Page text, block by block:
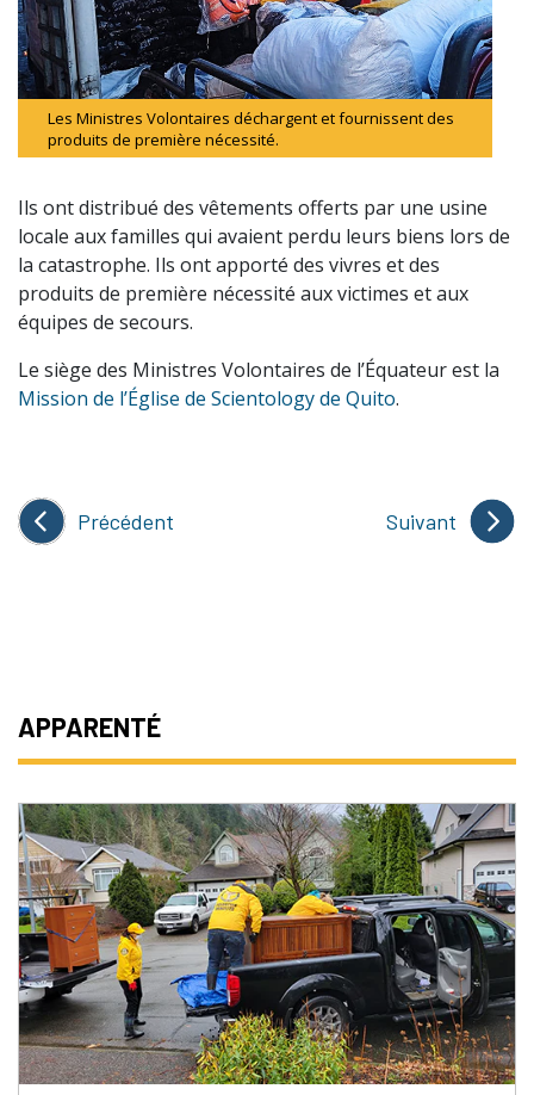
Les Ministres Volontaires déchargent et fournissent des
produits de première nécessité.
Ils ont distribué des vêtements offerts par une usine
locale aux familles qui avaient perdu leurs biens lors de
la catastrophe. Ils ont apporté des vivres et des
produits de première nécessité aux victimes et aux
équipes de secours.
Le siège des Ministres Volontaires de l’Équateur est la
Mission de l’Église de Scientology de Quito.
Précédent Suivant
APPARENTÉ